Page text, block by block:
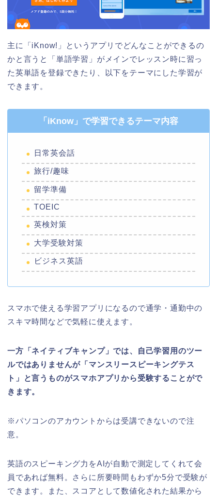
主に「iKnow!」というアプリでどんなことができるの
かと言うと「単語学習」がメインでレッスン時に習っ
た英単語を登録できたり、以下をテーマにした学習が
できます。
「iKnow」で学習できるテーマ内容
日常英会話
旅行/趣味
留学準備
TOEIC
英検対策
大学受験対策
ビジネス英語
スマホで使える学習アプリになるので通学・通勤中の
スキマ時間などで気軽に使えます。
一方「ネイティブキャンプ」では、自己学習用のツー
ルではありませんが「マンスリースピーキングテス
ト」と言うものがスマホアプリから受験することがで
きます。
※パソコンのアカウントからは受講できないので注
意。
英語のスピーキング力をAIが自動で測定してくれて会
員であれば無料。さらに所要時間もわずか5分で受験が
できます。また、スコアとして数値化された結果から